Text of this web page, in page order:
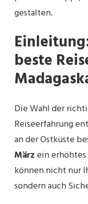
gestalten.
beste
Die Wahl der
Reiseerfahrung
an der Ostküste
März ein
können nicht nur
sondern auch